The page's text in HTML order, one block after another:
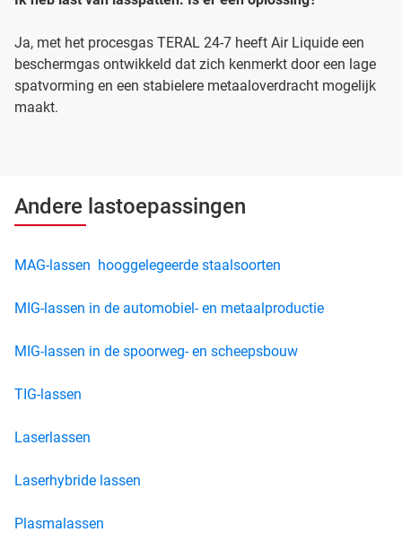
Ja, met het procesgas TERAL 24-7 heeft Air Liquide een
beschermgas ontwikkeld dat zich kenmerkt door een lage
spatvorming en een stabielere metaaloverdracht mogelijk
maakt.
Andere lastoepassingen
MAG-lassen hooggelegeerde staalsoorten
MIG-lassen in de automobiel- en metaalproductie
MIG-lassen in de spoorweg- en scheepsbouw
TIG-lassen
Laserlassen
Laserhybride lassen
Plasmalassen